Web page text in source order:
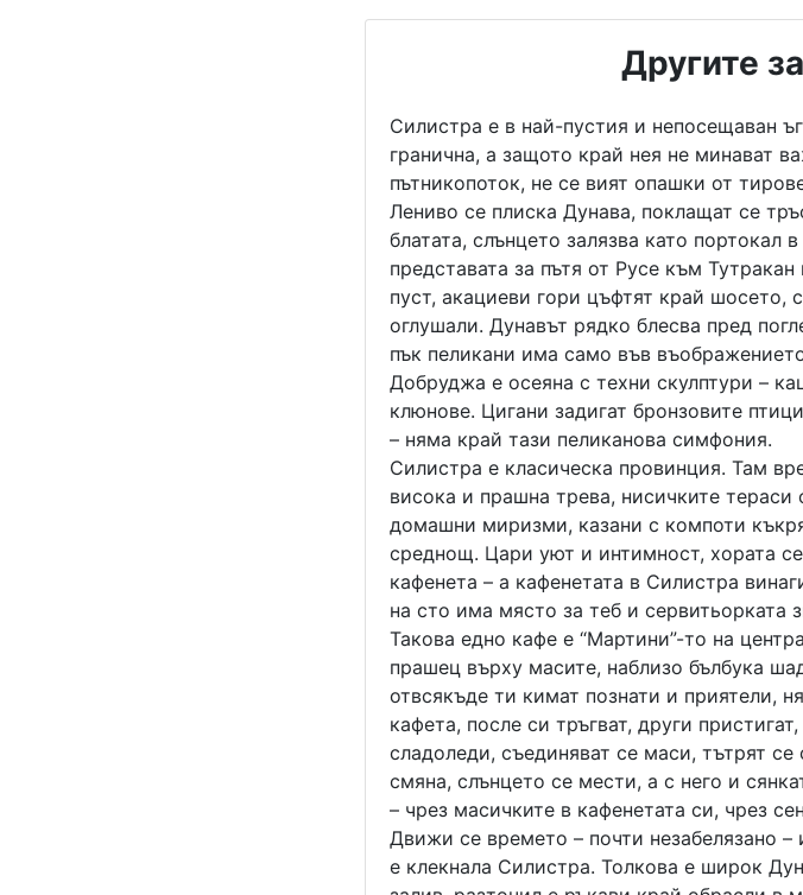
Другите
Силистра е в най-пустия и непосещаван
гранична, а защото край нея не минават
пътникопоток, не се вият опашки от
Лениво се плиска Дунава, поклащат се
блатата, слънцето залязва като портокал
представата за пътя от Русе към
пуст, акациеви гори цъфтят край шосето,
оглушали. Дунавът рядко блесва пред
пък пеликани има само във
Добруджа е осеяна с техни скулптури –
клюнове. Цигани задигат бронзовите
– няма край тази пеликанова симфония.
Силистра е класическа провинция. Там
висока и прашна трева, нисичките тераси
домашни миризми, казани с компоти
среднощ. Цари уют и интимност, хората
кафенета – а кафенетата в Силистра
на сто има място за теб и сервитьорката
Такова едно кафе е “Мартини”-то на
прашец върху масите, наблизо бълбука
отвсякъде ти кимат познати и приятели,
кафета, после си тръгват, други
сладоледи, съединяват се маси, тътрят
смяна, слънцето се мести, а с него и
– чрез масичките в кафенетата си, чрез
Движи се времето – почти незабелязано
е клекнала Силистра. Толкова е широк